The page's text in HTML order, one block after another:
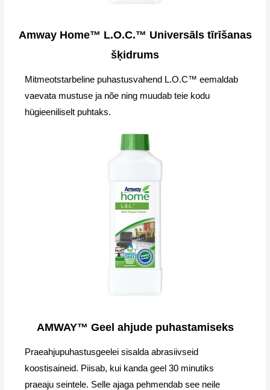
Amway Home™ L.O.C.™ Universāls tīrīšanas
šķidrums
Mitmeotstarbeline puhastusvahend L.O.C™ eemaldab
vaevata mustuse ja nõe ning muudab teie kodu
hügieeniliselt puhtaks.
AMWAY™ Geel ahjude puhastamiseks
Praeahjupuhastusgeelei sisalda abrasiivseid
koostisaineid. Piisab, kui kanda geel 30 minutiks
praeaju seintele. Selle ajaga pehmendab see neile